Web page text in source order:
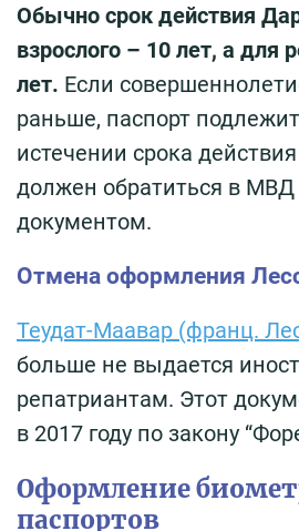
Обычно срок действия
взрослого – 10 лет, а для
лет. Если
раньше, паспорт
истечении срока
должен обратиться в
документом.
Отмена оформления
Теудат-Маавар (франц.
больше не выдается
репатриантам. Этот
в 2017 году по закону
Оформление
паспортов